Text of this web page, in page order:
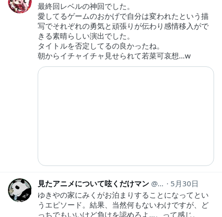
最終回レベルの神回でした。
愛してるゲームのおかげで自分は変われたという描
写でそれぞれの勇気と頑張りが伝わり感情移入がで
きる素晴らしい演出でした。
タイトルを否定してるの良かったね。
朝からイチャイチャ見せられて若菜可哀想…w
見たアニメについて呟くだけマン animeozy
5月30日
ゆきやの家にみくがお泊まりすることになってとい
うエピソード。結果、当然何もないわけですが、ど
っちでもいいけど負けを認めろよ…。って感じ。